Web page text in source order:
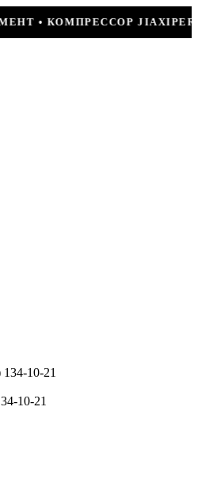
170ВТ, R-600 =
10-21
10-21